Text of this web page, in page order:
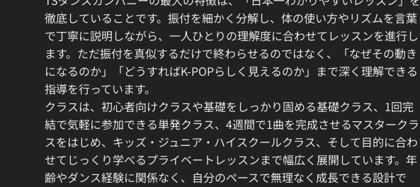
徹底していることです。振付を細かく分解し、体の使い方やリズムを言葉
で丁寧に説明しながら、一人ひとりの理解度に合わせてレッスンを進行し
ます。ただ振付を真似するだけで終わらせるのではなく、「なぜその動き
になるのか」「どうすればK-POPらしく見えるのか」まで深く理解できる
指導を行っています。
クラスは、初心者向けクラスや基礎をしっかり固める基礎クラス、1回完
結で気軽に参加できる単発クラス、4週間で1曲を完成させるマスタークラ
スをはじめ、キッズ・ジュニア・ハイスクールクラス、そして目的に合わ
せてじっくり学べるプライベートレッスンまで幅広く展開しています。年
齢やダンス経験に関係なく、自分のペースで無理なく成長できる設計で